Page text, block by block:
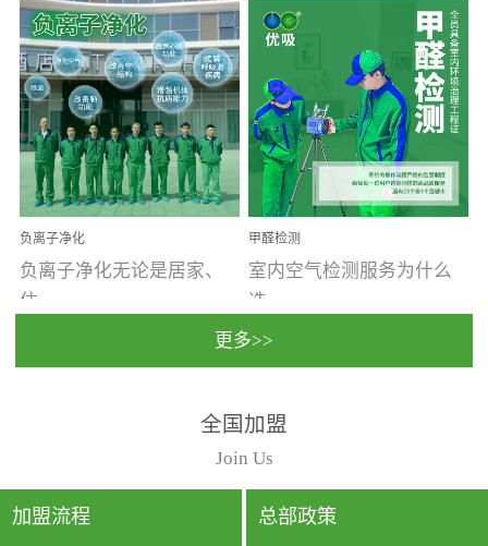
受温度、湿度、基质养
分、通风四个条件影响，
温暖潮湿、营养物质多、
通风缓慢的空间最易滋生
大量霉菌的...
装修完会有甲醛，其实汽
车的甲醛超标问题更为严
重。汽车的空间范围小，
配件、皮具、装饰多，这
些都是汽...
负离子净化
负离子净化无论是居家、
住...
动，人类长时间停留的室
内空间都有整体消毒的需
要。因为空间内人流携带
的、空气...
甲醛检测
室内空气检测服务为什么
选...
行国家规定的标准检测方
法，空气采样量准确，检
测结果可靠，远胜于其他
检测...
更多>>
全国加盟
Join Us
加盟流程 总部政策